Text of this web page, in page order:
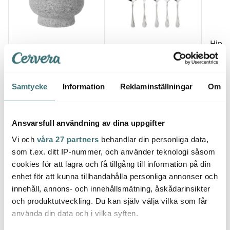
Samtycke Information Reklaminställningar Om
Ansvarsfull användning av dina uppgifter
Vi och våra 27 partners behandlar din personliga data,
som t.ex. ditt IP-nummer, och använder teknologi såsom
cookies för att lagra och få tillgång till information på din
enhet för att kunna tillhandahålla personliga annonser och
innehåll, annons- och innehållsmätning, åskådarinsikter
och produktutveckling. Du kan själv välja vilka som får
använda din data och i vilka syften.
Anders Petter
Classic mortel 16 cm
459 kr
Hardanger Bestikk
delar
719 kr
stor
349
Låt dig inspireras av våra kunder